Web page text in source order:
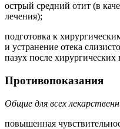
острый средний отит (в
лечения);
подготовка к
и устранение отека
пазух после хирургических
Противопоказания
Общие для всех
повышенная